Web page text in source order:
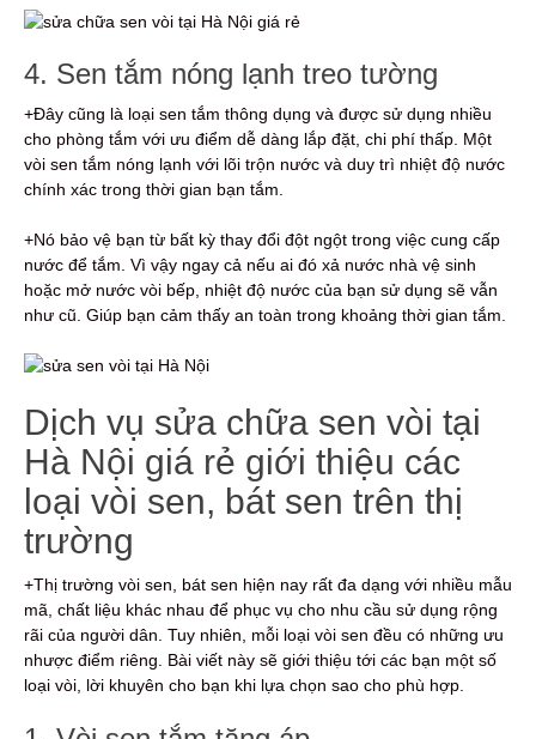
4. Sen tắm nóng lạnh treo tường
+Đây cũng là loại sen tắm thông dụng và được sử dụng nhiều
cho phòng tắm với ưu điểm dễ dàng lắp đặt, chi phí thấp. Một
vòi sen tắm nóng lạnh với lõi trộn nước và duy trì nhiệt độ nước
chính xác trong thời gian bạn tắm.
+Nó bảo vệ bạn từ bất kỳ thay đổi đột ngột trong việc cung cấp
nước để tắm. Vì vậy ngay cả nếu ai đó xả nước nhà vệ sinh
hoặc mở nước vòi bếp, nhiệt độ nước của bạn sử dụng sẽ vẫn
như cũ. Giúp bạn cảm thấy an toàn trong khoảng thời gian tắm.
Dịch vụ sửa chữa sen vòi tại
Hà Nội giá rẻ giới thiệu các
loại vòi sen, bát sen trên thị
trường
+Thị trường vòi sen, bát sen hiện nay rất đa dạng với nhiều mẫu
mã, chất liệu khác nhau để phục vụ cho nhu cầu sử dụng rộng
rãi của người dân. Tuy nhiên, mỗi loại vòi sen đều có những ưu
nhược điểm riêng. Bài viết này sẽ giới thiệu tới các bạn một số
loại vòi, lời khuyên cho bạn khi lựa chọn sao cho phù hợp.